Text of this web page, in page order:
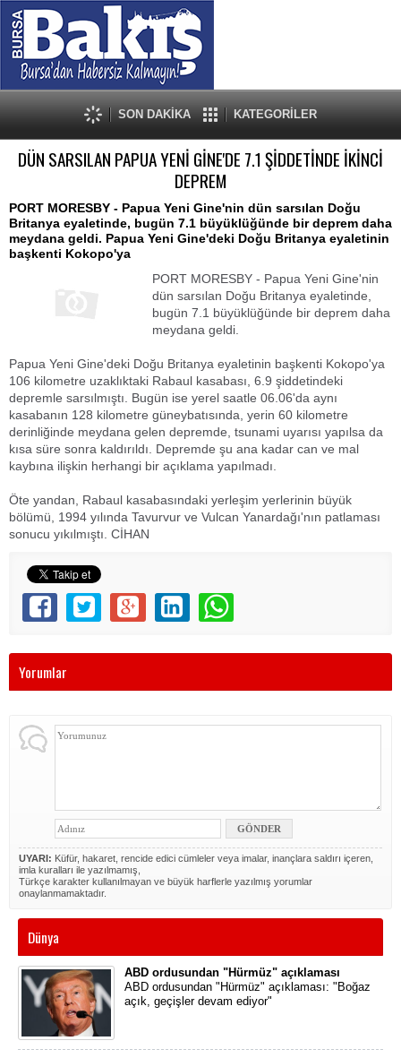
SON DAKİKA KATEGORİLER
DÜN SARSILAN PAPUA YENİ GİNE'DE 7.1 ŞİDDETİNDE İKİNCİ
DEPREM
PORT MORESBY - Papua Yeni Gine'nin dün sarsılan Doğu
Britanya eyaletinde, bugün 7.1 büyüklüğünde bir deprem daha
meydana geldi. Papua Yeni Gine'deki Doğu Britanya eyaletinin
başkenti Kokopo'ya
PORT MORESBY - Papua Yeni Gine'nin
dün sarsılan Doğu Britanya eyaletinde,
bugün 7.1 büyüklüğünde bir deprem daha
meydana geldi.
Papua Yeni Gine'deki Doğu Britanya eyaletinin başkenti Kokopo'ya
106 kilometre uzaklıktaki Rabaul kasabası, 6.9 şiddetindeki
depremle sarsılmıştı. Bugün ise yerel saatle 06.06'da aynı
kasabanın 128 kilometre güneybatısında, yerin 60 kilometre
derinliğinde meydana gelen depremde, tsunami uyarısı yapılsa da
kısa süre sonra kaldırıldı. Depremde şu ana kadar can ve mal
kaybına ilişkin herhangi bir açıklama yapılmadı.
Öte yandan, Rabaul kasabasındaki yerleşim yerlerinin büyük
bölümü, 1994 yılında Tavurvur ve Vulcan Yanardağı'nın patlaması
sonucu yıkılmıştı. CİHAN
Yorumlar
UYARI: Küfür, hakaret, rencide edici cümleler veya imalar, inançlara saldırı içeren,
imla kuralları ile yazılmamış,
Türkçe karakter kullanılmayan ve büyük harflerle yazılmış yorumlar
onaylanmamaktadır.
Dünya
ABD ordusundan "Hürmüz" açıklaması
ABD ordusundan "Hürmüz" açıklaması: "Boğaz
açık, geçişler devam ediyor"